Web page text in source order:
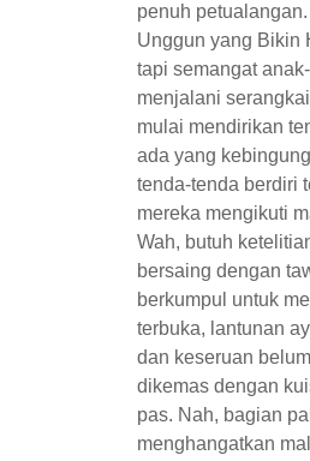
penuh
Unggun yang Bikin
tapi semangat
menjalani
mulai mendirikan
ada yang
tenda-tenda berdiri
mereka mengikuti
Wah, butuh
bersaing dengan
berkumpul untuk
terbuka, lantunan
dan keseruan
dikemas dengan
pas. Nah, bagian
menghangatkan